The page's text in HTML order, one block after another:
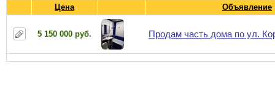
Цена Объявление
5 150 000 руб. Продам часть дома по ул.